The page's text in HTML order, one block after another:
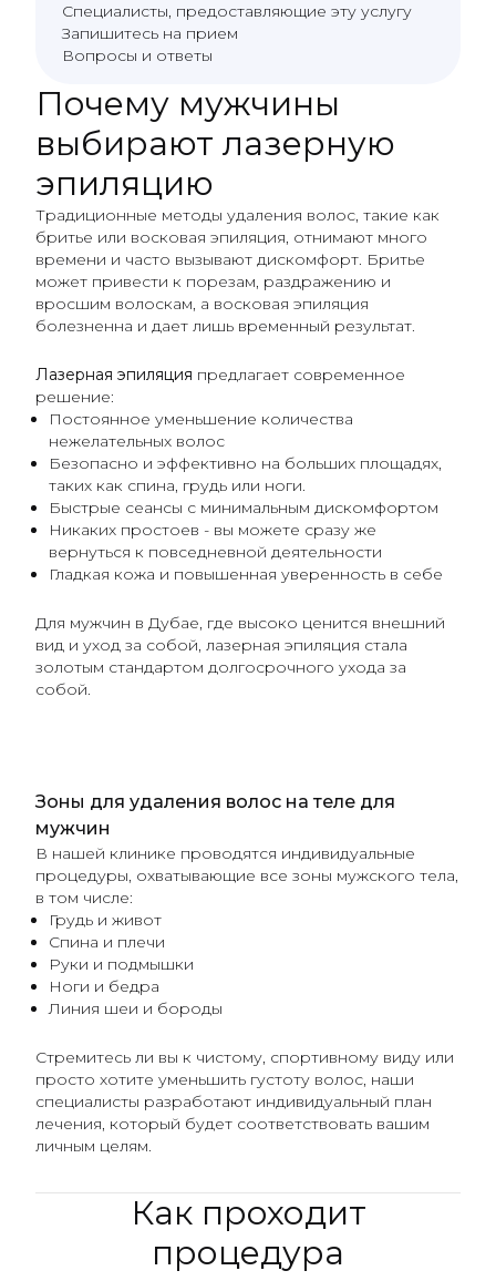
Специалисты, предоставляющие эту услугу
Запишитесь на прием
Вопросы и ответы
Почему мужчины
выбирают лазерную
эпиляцию
Традиционные методы удаления волос, такие как
бритье или восковая эпиляция, отнимают много
времени и часто вызывают дискомфорт. Бритье
может привести к порезам, раздражению и
вросшим волоскам, а восковая эпиляция
болезненна и дает лишь временный результат.
Лазерная эпиляция предлагает современное
решение:
Постоянное уменьшение количества
нежелательных волос
Безопасно и эффективно на больших площадях,
таких как спина, грудь или ноги.
Быстрые сеансы с минимальным дискомфортом
Никаких простоев - вы можете сразу же
вернуться к повседневной деятельности
Гладкая кожа и повышенная уверенность в себе
Для мужчин в Дубае, где высоко ценится внешний
вид и уход за собой, лазерная эпиляция стала
золотым стандартом долгосрочного ухода за
собой.
Зоны для удаления волос на теле для
мужчин
В нашей клинике проводятся индивидуальные
процедуры, охватывающие все зоны мужского тела,
в том числе:
Грудь и живот
Спина и плечи
Руки и подмышки
Ноги и бедра
Линия шеи и бороды
Стремитесь ли вы к чистому, спортивному виду или
просто хотите уменьшить густоту волос, наши
специалисты разработают индивидуальный план
лечения, который будет соответствовать вашим
личным целям.
Как проходит
процедура